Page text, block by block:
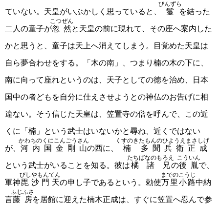
ていない。天皇がいぶかしく思っていると、 鬘
びんずら
を結った
二人の童子が忽然
こつぜん
と天皇の前に現れて、その座へ案内した
かと思うと、童子は天上へ消えてしまう。目覚めた天皇は
自ら夢合わせをする。「木の南」、つまり楠の木の下に、
南に向って座れというのは、天子としての徳を治め、日本
国中の者どもを自分に仕えさせようとの神仏のお告げに相
違ない。そう信じた天皇は、笠置寺の僧を呼んで、この近
くに「楠」という武士はいないかと尋ね、近くではない
が、 河内国金剛山
かわちのくにこんごうさん
の西に、 楠
くすのき
多聞兵衛正成
たもんのひようえまさしげ
という武士がいることを知る。彼は橘諸兄
たちばなのもろえ
の後胤
こういん
で、
軍神毘沙門天
びしやもんてん
の申し子であるという。勅使万里小路
までのこうじ
中納
言藤房
ふじふさ
を居館に迎えた楠木正成は、すぐに笠置へ忍んで参